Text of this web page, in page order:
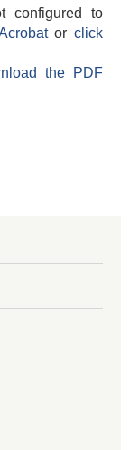
configured to
orclick
the PDF